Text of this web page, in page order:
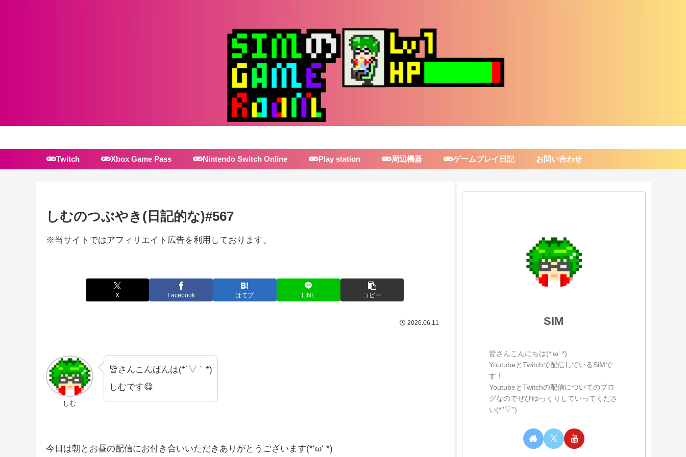
Twitch Xbox Game Pass Nintendo Switch Online Play station 周辺機器 ゲームプレイ日記 お問い合わせ
しむのつぶやき(日記的な)#567
※当サイトではアフィリエイト広告を利用しております。
X Facebook はてブ LINE コピー
2026.06.11 SIM
皆さんこんにちは(*‘ω‘ *)
YoutubeとTwitchで配信しているSiMで
す！
YoutubeとTwitchの配信についてのブロ
グなのでぜひゆっくりしていってくださ
い(*''▽'')